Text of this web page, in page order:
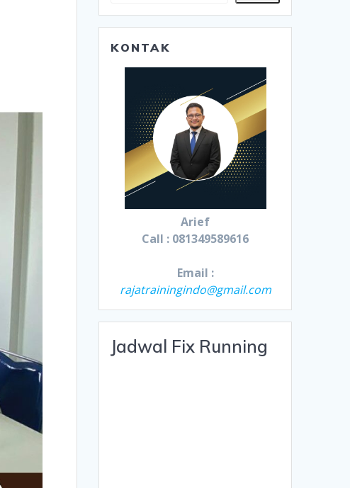
KONTAK
Arief
Call : 081349589616
Email :
rajatrainingindo@gmail.com
Jadwal Fix Running